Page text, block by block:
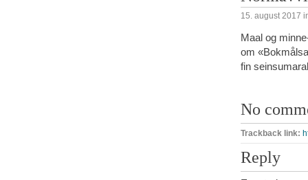
15. august 2017
Maal og
om
fin
No
Trackback link:
Reply